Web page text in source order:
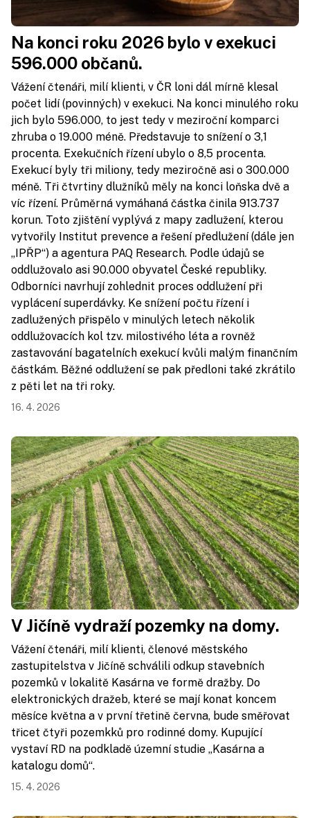
Na konci roku 2026 bylo v exekuci
596.000 občanů.
Vážení čtenáři, milí klienti, v ČR loni dál mírně klesal
počet lidí (povinných) v exekuci. Na konci minulého roku
jich bylo 596.000, to jest tedy v meziroční komparci
zhruba o 19.000 méně. Představuje to snížení o 3,1
procenta. Exekučních řízení ubylo o 8,5 procenta.
Exekucí byly tři miliony, tedy meziročně asi o 300.000
méně. Tři čtvrtiny dlužníků měly na konci loňska dvě a
víc řízení. Průměrná vymáhaná částka činila 913.737
korun. Toto zjištění vyplývá z mapy zadlužení, kterou
vytvořily Institut prevence a řešení předlužení (dále jen
„IPŘP“) a agentura PAQ Research. Podle údajů se
oddlužovalo asi 90.000 obyvatel České republiky.
Odborníci navrhují zohlednit proces oddlužení při
vyplácení superdávky. Ke snížení počtu řízení i
zadlužených přispělo v minulých letech několik
oddlužovacích kol tzv. milostivého léta a rovněž
zastavování bagatelních exekucí kvůli malým finančním
částkám. Běžné oddlužení se pak předloni také zkrátilo
z pěti let na tři roky.
16. 4. 2026
V Jičíně vydraží pozemky na domy.
Vážení čtenáři, milí klienti, členové městského
zastupitelstva v Jičíně schválili odkup stavebních
pozemků v lokalitě Kasárna ve formě dražby. Do
elektronických dražeb, které se mají konat koncem
měsíce května a v první třetině června, bude směřovat
třicet čtyři pozemkků pro rodinné domy. Kupující
vystaví RD na podkladě územní studie „Kasárna a
katalogu domů“.
15. 4. 2026